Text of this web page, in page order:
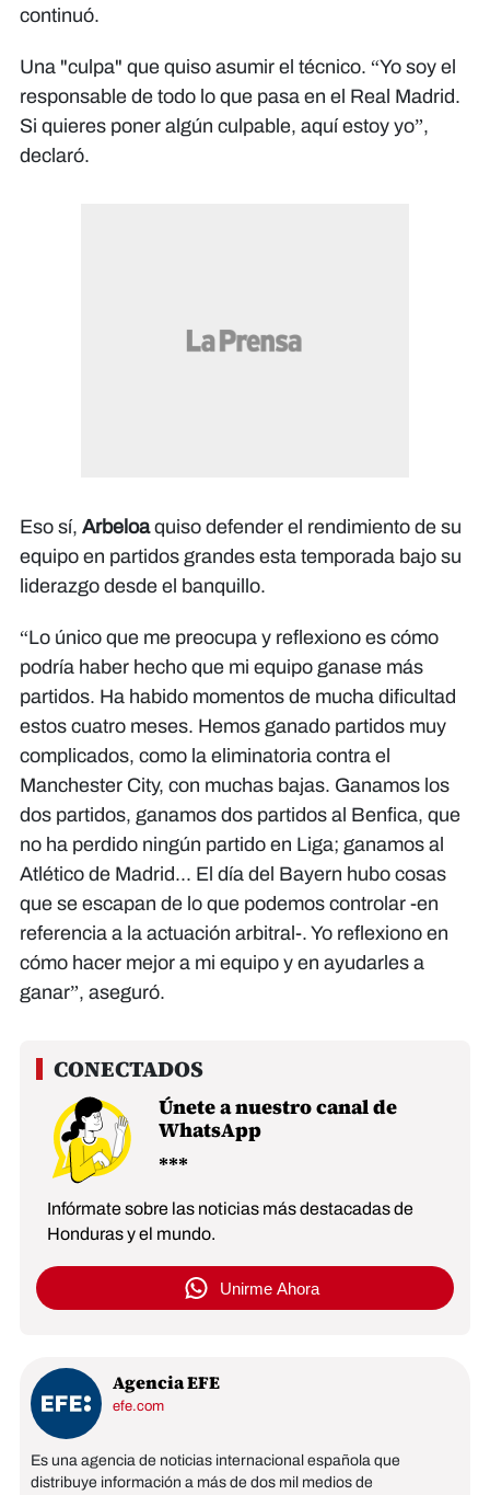
continuó.
Una "culpa" que quiso asumir el técnico. “Yo soy el
responsable de todo lo que pasa en el Real Madrid.
Si quieres poner algún culpable, aquí estoy yo”,
declaró.
Eso sí, Arbeloaquiso defender el rendimiento de su
equipo en partidos grandes esta temporada bajo su
liderazgo desde el banquillo.
“Lo único que me preocupa y reflexiono es cómo
podría haber hecho que mi equipo ganase más
partidos. Ha habido momentos de mucha dificultad
estos cuatro meses. Hemos ganado partidos muy
complicados, como la eliminatoria contra el
Manchester City, con muchas bajas. Ganamos los
dos partidos, ganamos dos partidos al Benfica, que
no ha perdido ningún partido en Liga; ganamos al
Atlético de Madrid... El día del Bayern hubo cosas
que se escapan de lo que podemos controlar -en
referencia a la actuación arbitral-. Yo reflexiono en
cómo hacer mejor a mi equipo y en ayudarles a
ganar”, aseguró.
Únete a nuestro canal de
WhatsApp
Infórmate sobre las noticias más destacadas de
Honduras y el mundo.
Unirme Ahora
Agencia EFE
efe.com
Es una agencia de noticias internacional española que
distribuye información a más de dos mil medios de